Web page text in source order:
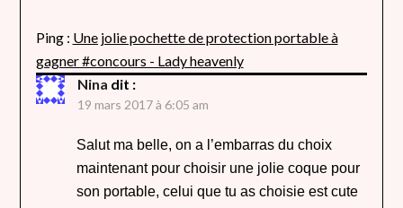
Ping : Une jolie pochette de protection portable à
gagner #concours - Lady heavenly
Nina dit :
19 mars 2017 à 6:05 am
Salut ma belle, on a l’embarras du choix
maintenant pour choisir une jolie coque pour
son portable, celui que tu as choisie est cute